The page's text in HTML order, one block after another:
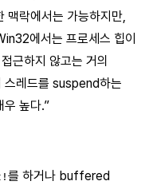
락에서는 가능하지만,
에서는 프로세스 힙이
근하지 않고는 거의
스레드를 suspend하는
우 높다.”
를 하거나 buffered